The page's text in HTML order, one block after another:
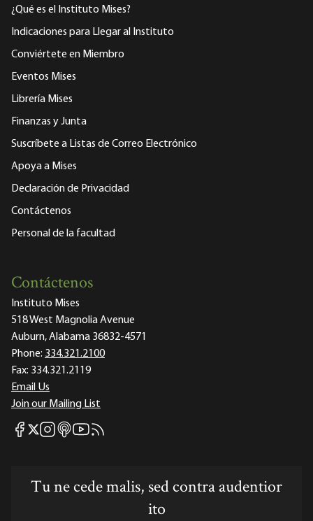
¿Qué es el Instituto Mises?
Indicaciones para Llegar al Instituto
Conviértete en Miembro
Eventos Mises
Librería Mises
Finanzas y Junta
Suscríbete a Listas de Correo Electrónico
Apoya a Mises
Declaración de Privacidad
Contáctenos
Personal de la facultad
Contáctenos
Instituto Mises
518 West Magnolia Avenue
Auburn, Alabama 36832-4571
Phone: 334.321.2100
Fax: 334.321.2119
Email Us
Join our Mailing List
Mises Facebook
Mises X
Mises Instagram
Mises itunes
Mises Youtube
Mises RSS feed
Tu ne cede malis, sed contra audentior
ito